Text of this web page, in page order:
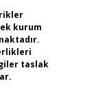
kurum
taslak